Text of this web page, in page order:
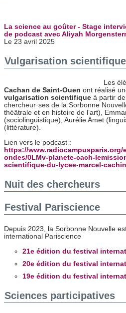
La science au goûter - Stage
de podcast avec Aliyah
Le 23 avril 2025
Vulgarisation scientifique
Les
Cachan de Saint-Ouen ont réalisé
vulgarisation scientifique à partir
chercheur·ses de la Sorbonne
théâtrale et en histoire de l’art),
(sociolinguistique), Aurélie Amet
(littérature).
Lien vers le podcast :
https://www.radiocampusparis.org/
ondes/0LMv-planete-cach-
scientifique-du-lycee-marcel-cachin
Nuit des chercheurs
Festival Pariscience
Depuis 2023, la Sorbonne Nouvelle
international Pariscience
21e édition du festival
20e édition du festival
19e édition du festival
Sciences participatives